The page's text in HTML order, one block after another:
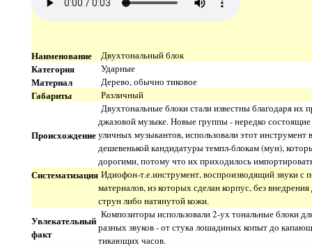
Наименование Двухтональный блок
Категория Ударные
Материал Дерево, обычно тиковое
Габариты Различный
Происхождение
Двухтональные блоки стали известны благодаря их
джазовой музыке. Новые группы - нередко
уличных музыкантов, использовали этот инструмент
дешевенькой кандидатуры темпл-блокам (муи),
дорогими, потому что их приходилось
СистематизацияИдиофон-т.е.инструмент, воспроизводящий звуки с
материалов, из которых сделан корпус, без
струн либо натянутой кожи.
Увлекательный
факт
Композиторы использовали 2-ух тональные блоки
разных звуков - от стука лошадиных копыт до
тикающих часов.